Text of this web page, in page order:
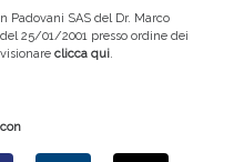
Padovani SAS del Dr. Marco
25/01/2001 presso ordine dei
clicca qui.